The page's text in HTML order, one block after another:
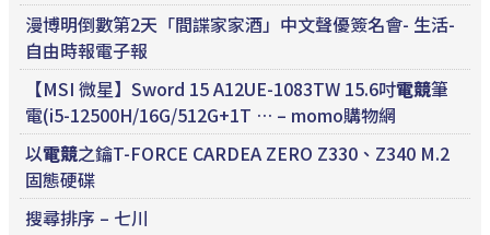
漫博明倒數第2天「間諜家家酒」中文聲優簽名會- 生活-
自由時報電子報
【MSI 微星】Sword 15 A12UE-1083TW 15.6吋電競筆
電(i5-12500H/16G/512G+1T … – momo購物網
以電競之鑰T-FORCE CARDEA ZERO Z330、Z340 M.2
固態硬碟
搜尋排序 – 七川